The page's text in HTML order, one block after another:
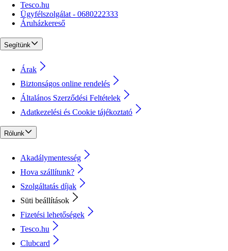
Tesco.hu
Ügyfélszolgálat - 0680222333
Áruházkereső
Segítünk
Árak
Biztonságos online rendelés
Általános Szerződési Feltételek
Adatkezelési és Cookie tájékoztató
Rólunk
Akadálymentesség
Hova szállítunk?
Szolgáltatás díjak
Süti beállítások
Fizetési lehetőségek
Tesco.hu
Clubcard